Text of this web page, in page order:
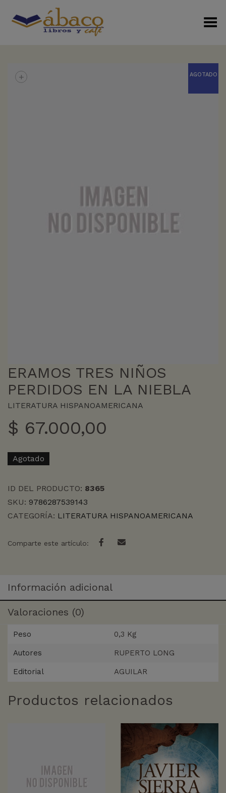
Menú Alterno
AGOTADO
+
ERAMOS TRES NIÑOS
PERDIDOS EN LA NIEBLA
LITERATURA HISPANOAMERICANA
$ 67.000,00
Agotado
ID DEL PRODUCTO: 8365
SKU: 9786287539143
CATEGORÍA: LITERATURA HISPANOAMERICANA
Comparte este artículo:
Información adicional
Valoraciones (0)
Peso 0,3 Kg
Autores RUPERTO LONG
Editorial AGUILAR
Productos relacionados